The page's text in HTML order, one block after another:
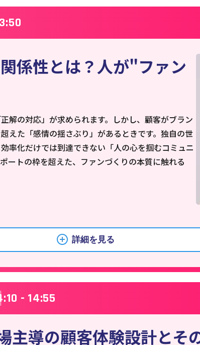
係性とは？人が"ファン
解の対応」が求められます。しかし、顧客がブラン
えた「感情の揺さぶり」があるときです。独自の世
率化だけでは到達できない「人の心を掴むコミュニ
ートの枠を超えた、ファンづくりの本質に触れる
詳細を見る
- 14:55
主導の顧客体験設計とそ